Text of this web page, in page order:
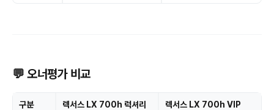
💬 오너평가 비교
구분 렉서스 LX 700h 럭셔리 렉서스 LX 700h VIP